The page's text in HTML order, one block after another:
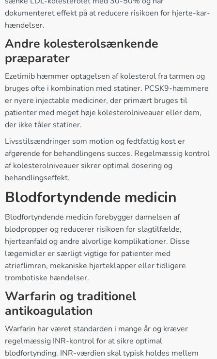
dokumenteret effekt på at reducere risikoen for hjerte-kar-
hændelser.
Andre kolesterolsænkende
præparater
Ezetimib hæmmer optagelsen af kolesterol fra tarmen og
bruges ofte i kombination med statiner. PCSK9-hæmmere
er nyere injectable mediciner, der primært bruges til
patienter med meget høje kolesterolniveauer eller dem,
der ikke tåler statiner.
Livsstilsændringer som motion og fedtfattig kost er
afgørende for behandlingens succes. Regelmæssig kontrol
af kolesterolniveauer sikrer optimal dosering og
behandlingseffekt.
Blodfortyndende medicin
Blodfortyndende medicin forebygger dannelsen af
blodpropper og reducerer risikoen for slagtilfælde,
hjerteanfald og andre alvorlige komplikationer. Disse
lægemidler er særligt vigtige for patienter med
atrieflimren, mekaniske hjerteklapper eller tidligere
trombotiske hændelser.
Warfarin og traditionel
antikoagulation
Warfarin har været standarden i mange år og kræver
regelmæssig INR-kontrol for at sikre optimal
blodfortynding. INR-værdien skal typisk holdes mellem